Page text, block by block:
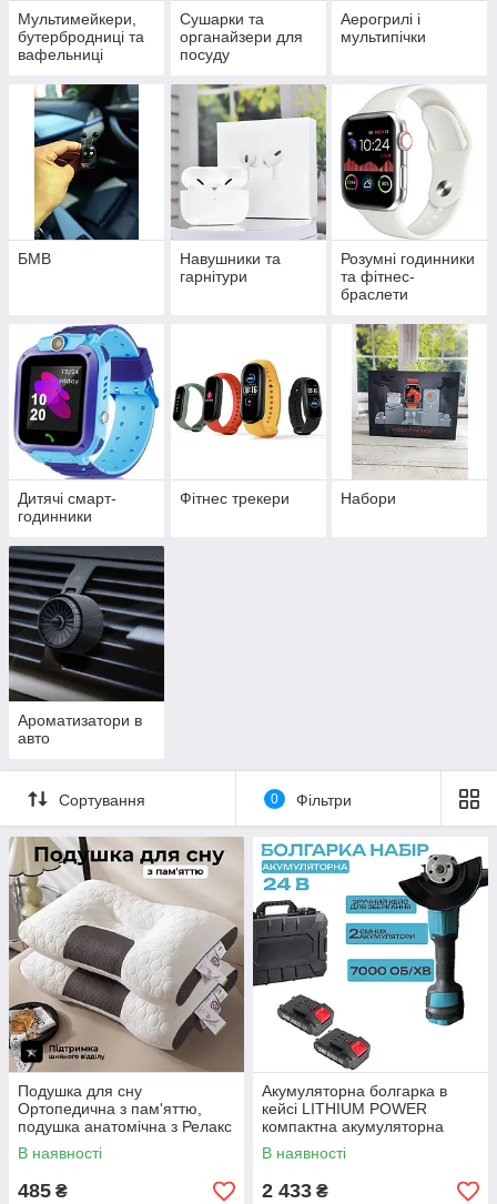
Мультимейкери,
бутербродниці та
вафельниці
Сушарки та
органайзери для
посуду
Аерогрилі і
мультипічки
БМВ
Навушники та
гарнітури
Розумні годинники
та фітнес-
браслети
Дитячі смарт-
годинники
Фітнес трекери Набори
Ароматизатори в
авто
Сортування 0 Фільтри
Подушка для сну
Ортопедична з пам'яттю,
подушка анатомічна з Релакс
ефектом 48х74см
В наявності
485 ₴
Акумуляторна болгарка в
кейсі LITHIUM POWER
компактна акумуляторна
болгарка, 2 акумулятори 24V
В наявності
2 433 ₴